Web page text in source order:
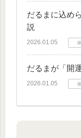
だるまに込め
説
2026.01.05
だるまが「開
2026.01.05